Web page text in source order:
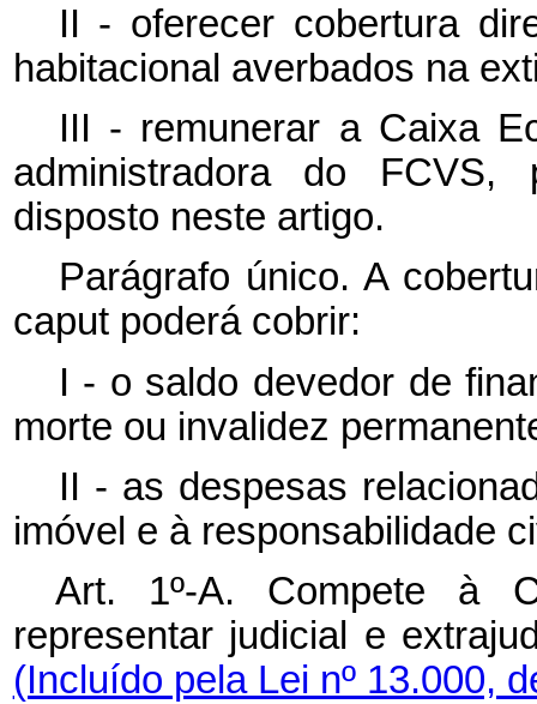
II - oferecer cobertura
habitacional averbados na
III - remunerar a Caixa
administradora do FCVS,
disposto neste artigo.
Parágrafo único. A
caput poderá cobrir:
I - o saldo devedor de
morte ou invalidez
II - as despesas
imóvel e à responsabilidade
Art. 1º-A. Compete à
representar judicial e
(Incluído pela Lei nº 13.000,